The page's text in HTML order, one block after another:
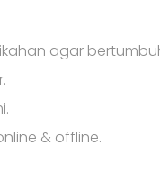
agar
& offline.